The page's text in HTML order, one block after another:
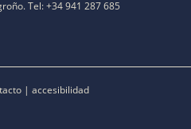
Tel: +34 941 287 685
|accesibilidad